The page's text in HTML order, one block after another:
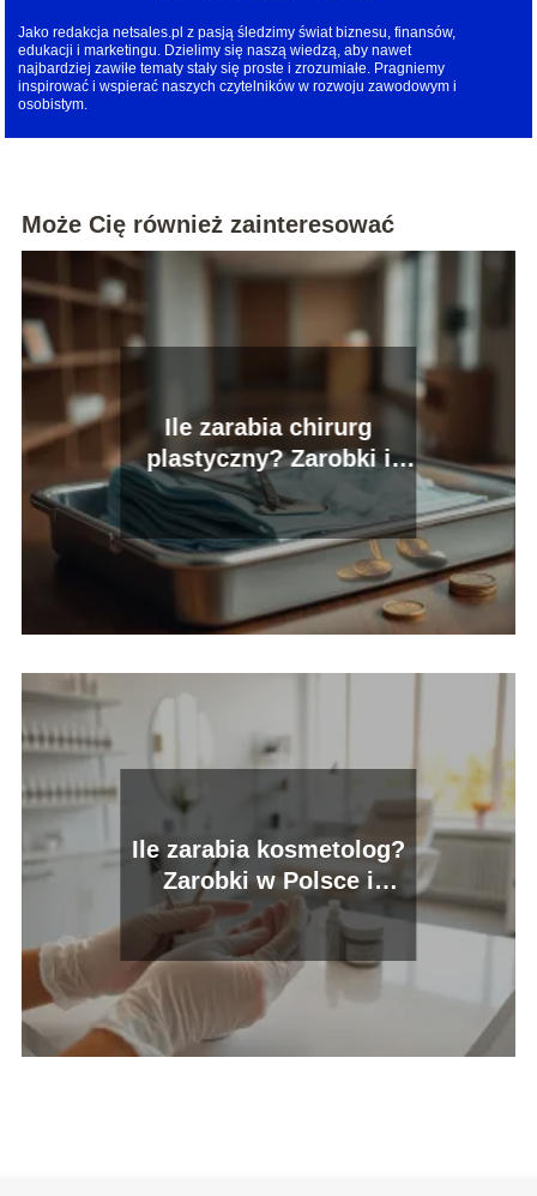
Jako redakcja netsales.pl z pasją śledzimy świat biznesu, finansów,
edukacji i marketingu. Dzielimy się naszą wiedzą, aby nawet
najbardziej zawiłe tematy stały się proste i zrozumiałe. Pragniemy
inspirować i wspierać naszych czytelników w rozwoju zawodowym i
osobistym.
Może Cię również zainteresować
Ile zarabia chirurg
plastyczny? Zarobki i
ścieżka kariery
Ile zarabia kosmetolog?
Zarobki w Polsce i
możliwości